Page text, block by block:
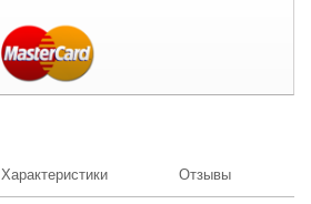
Характеристики Отзывы